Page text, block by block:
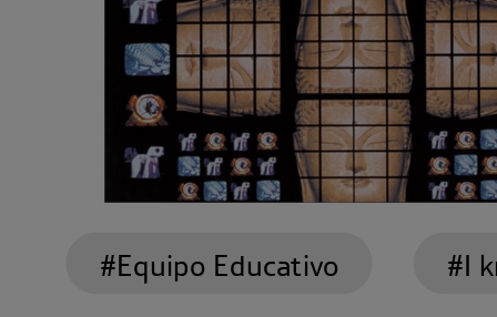
#Equipo Educativo #I